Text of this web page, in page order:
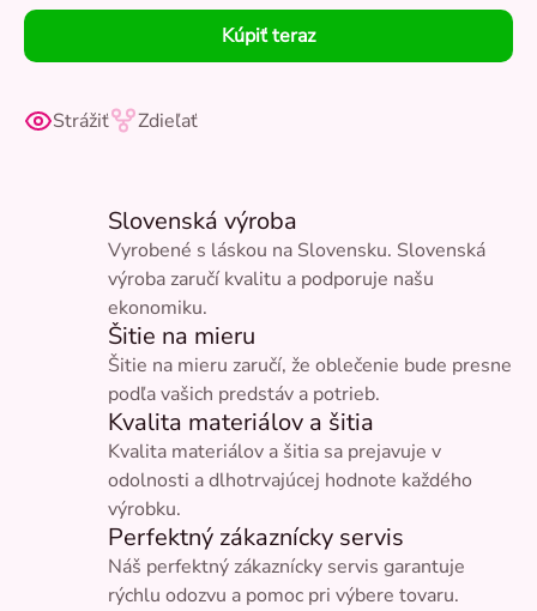
Kúpiť teraz
Strážiť Zdieľať
Slovenská výroba
Vyrobené s láskou na Slovensku. Slovenská
výroba zaručí kvalitu a podporuje našu
ekonomiku.
Šitie na mieru
Šitie na mieru zaručí, že oblečenie bude presne
podľa vašich predstáv a potrieb.
Kvalita materiálov a šitia
Kvalita materiálov a šitia sa prejavuje v
odolnosti a dlhotrvajúcej hodnote každého
výrobku.
Perfektný zákaznícky servis
Náš perfektný zákaznícky servis garantuje
rýchlu odozvu a pomoc pri výbere tovaru.